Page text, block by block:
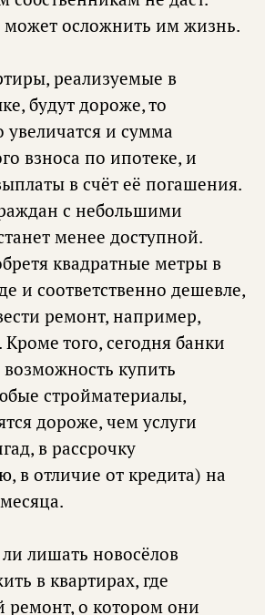
может осложнить им жизнь.
реализуемые в
будут дороже, то
увеличатся и сумма
взноса по ипотеке, и
в счёт её погашения.
с небольшими
менее доступной.
квадратные метры в
и соответственно дешевле,
ремонт, например,
того, сегодня банки
купить
стройматериалы,
дороже, чем услуги
в рассрочку
в отличие от кредита) на
лишать новосёлов
в квартирах, где
ремонт, о котором они